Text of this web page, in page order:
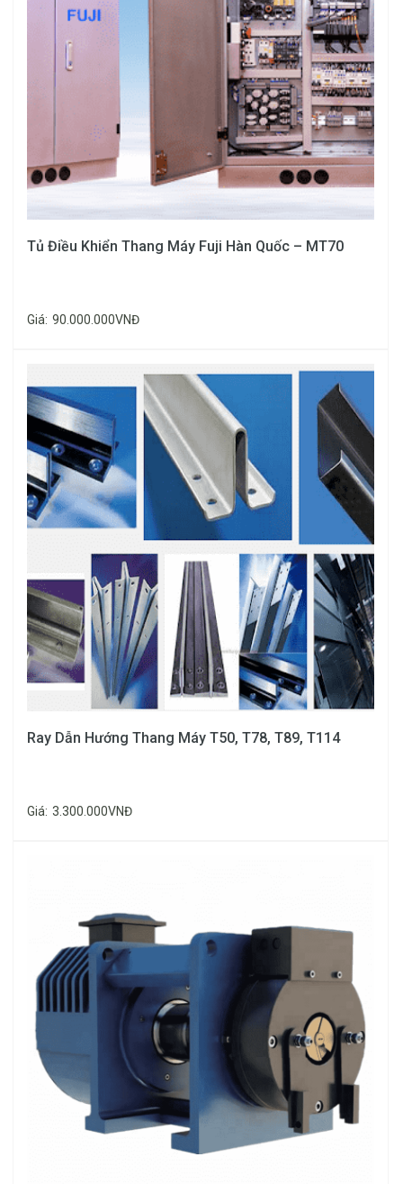
Ray
T78
Thép
đục
chữ T,
dùng
cho
máy tải
Ray
T89
Thép
đúc
dạng
chữ T,
dùng
cho
thang
máy tải
600 –
1000kg.
T114
đúc
cho
thang
máy tải
1000kg
trở lên.
Lưu ý: Đối với những thang máy dùng 4, 6 ray dẫn
hướng cho cabin, tải trên 1000kg, có thể dùng T89
Tủ Điều Khiển Thang Máy Fuji Hàn Quốc – MT70
Giá: 90.000.000VNĐ
Ray Dẫn Hướng Thang Máy T50, T78, T89, T114
Giá: 3.300.000VNĐ